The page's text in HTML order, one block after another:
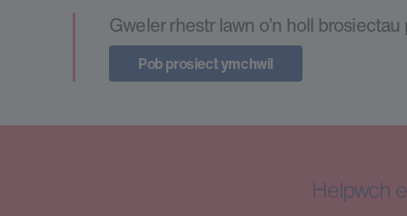
Gweler rhestr lawn o’n holl
Pob prosiect ymchwil
Helpwch